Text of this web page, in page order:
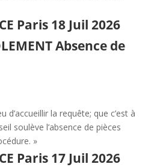
Paris 18 Juil 2026
Absence de
d’accueillir la requête; que c’est à
soulève l’absence de pièces
»
Paris 17 Juil 2026